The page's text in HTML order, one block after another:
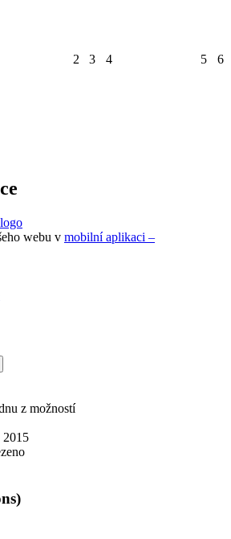
2 3 4 5 6
webu v mobilní aplikaci –
z možností
2015